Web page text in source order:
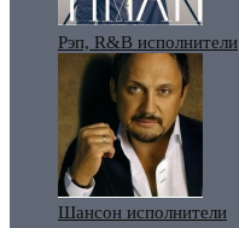
Рэп, R&B исполнители
Шансон исполнители